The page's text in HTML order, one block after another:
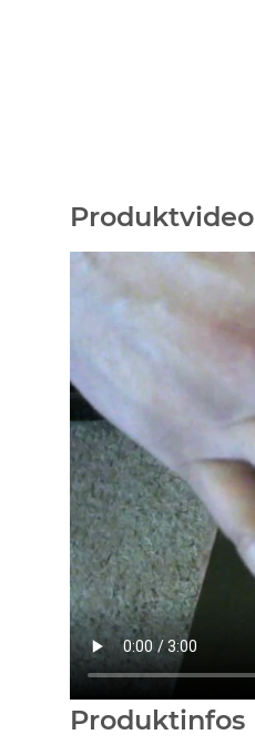
Produktvideo
Produktinfos